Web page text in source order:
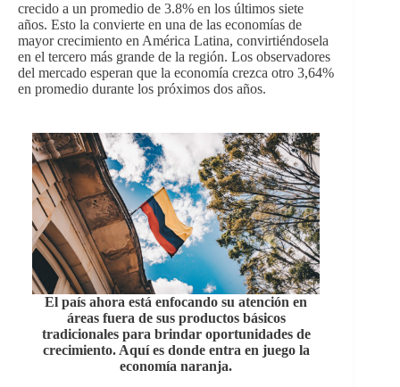
crecido a un promedio de 3.8% en los últimos siete
años. Esto la convierte en una de las economías de
mayor crecimiento en América Latina, convirtiéndosela
en el tercero más grande de la región. Los observadores
del mercado esperan que la economía crezca otro 3,64%
en promedio durante los próximos dos años.
El país ahora está enfocando su atención en
áreas fuera de sus productos básicos
tradicionales para brindar oportunidades de
crecimiento. Aquí es donde entra en juego la
economía naranja.